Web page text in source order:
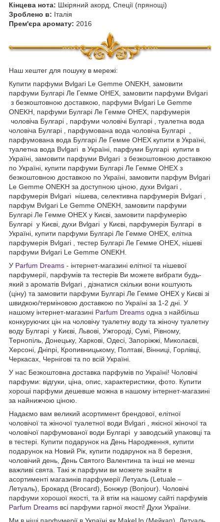
Кінцева нота: Шкіряний акорд, Спеції (прянощі)
Зроблено в: Італія
Прем'єра аромату: 2016
Наш хештег для пошуку в мережі:
Купити парфуми Bvlgari Le Gemme ONEKH, замовити
парфуми Булгарі Ле Гемме ОНЕХ, замовити парфуми Bvlgari
з безкоштовною доставкою, парфуми Bvlgari Le Gemme
ONEKH, парфуми Булгарі Ле Гемме ОНЕХ, парфумерія
чоловіча Булгарі , парфуми чоловічі Булгарі , туалетна вода
чоловіча Булгарі , парфумована вода чоловіча Булгарі ,
парфумована вода Булгарі Ле Гемме ОНЕХ купити в Україні,
туалетна вода Bvlgari в Україні, парфуми Булгарі купити в
Україні, замовити парфуми Bvlgari з безкоштовною доставкою
по Україні, купити парфуми Булгарі Ле Гемме ОНЕХ з
безкоштовною доставкою по Україні, замовити парфум Bvlgari
Le Gemme ONEKH за доступною ціною, духи Bvlgari ,
парфумерія Bvlgari нішева, селективна парфумерія Bvlgari ,
парфум Bvlgari Le Gemme ONEKH, замовити парфуми
Булгарі Ле Гемме ОНЕХ у Києві, замовити парфумерію
Булгарі у Києві, духи Bvlgari у Києві, парфумерія Булгарі в
Україні, купити парфуми Булгарі Ле Гемме ОНЕХ, елітна
парфумерія Bvlgari , тестер Булгарі Ле Гемме ОНЕХ, нішеві
парфуми Bvlgari Le Gemme ONEKH.
У Parfum Dreams - інтернет-магазині елітної та нішевої
парфумерії, парфумів та тестерів Ви можете вибрати будь-
який з ароматів Bvlgari , дізнатися скільки вони коштують
(ціну) та замовити парфуми Булгарі Ле Гемме ОНЕХ у Києві зі
швидкою/терміновою доставкою по Україні за 1-2 дні. У
нашому інтернет-магазині Parfum Dreams одна з найбільш
конкуруючих цін на чоловічу туалетну воду та жіночу туалетну
воду Булгарі у Києві, Львові, Ужгороді, Сумі, Рівному,
Тернопіль, Донецьку, Харкові, Одесі, Запоріжжі, Миколаєві,
Херсоні, Дніпрі, Кропивницькому, Полтаві, Вінниці, Горлівці,
Черкасах, Чернігові та по всій Україні.
У нас Безкоштовна доставка парфумів по Україні! Чоловічі
парфуми: відгуки, ціна, опис, характеристики, фото. Купити
хороші парфуми дешевше можна в нашому інтернет-магазині
за найнижчою ціною.
Надаємо вам великий асортимент брендової, елітної
чоловічої та жіночої туалетної води Bvlgari , якісної жіночої та
чоловічої парфумованої води Булгарі у заводській упаковці та
в тестері. Купити подарунок на День Народження, купити
подарунок на Новий Рік, купити подарунок на 8 березня,
чоловічий день, День Святого Валентина та інші не менш
важливі свята. Такі ж парфуми ви можете знайти в
асортименті магазинів парфумерії Летуаль (Letuale –
Летуаль), Брокард (Brocard), Бонжур (Bonjour). Чоловічі
парфуми хорошої якості, та й втім на нашому сайті парфумів
Parfum Dreams всі парфуми гарної якості! Духи України.